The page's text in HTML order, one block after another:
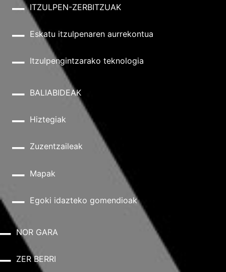
ITZULPEN-ZERBITZUAK
Eskatu itzulpenaren aurrekontua
Itzulpengintzarako teknologia
BALIABIDEAK
Hiztegiak
Zuzentzaileak
Mapak
Egoki idazteko gomendioak
NOR GARA
ZER BERRI